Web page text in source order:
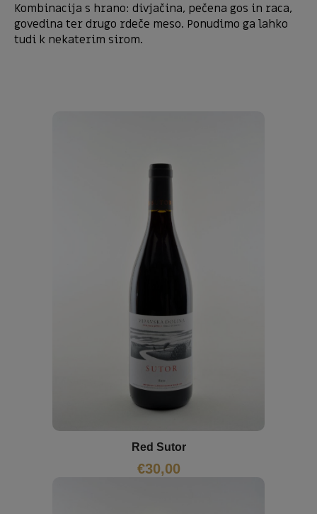
Kombinacija s hrano: divjačina, pečena gos in raca,
govedina ter drugo rdeče meso. Ponudimo ga lahko
tudi k nekaterim sirom.
Red Sutor
€30,00